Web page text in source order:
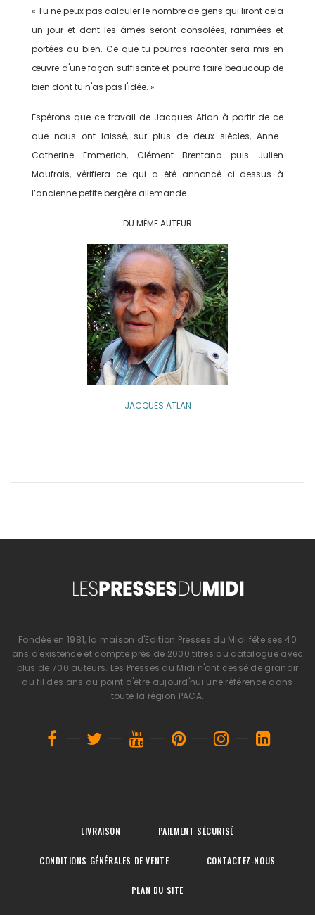
« Tu ne peux pas calculer le nombre de gens qui liront cela
un jour et dont les âmes seront consolées, ranimées et
portées au bien. Ce que tu pourras raconter sera mis en
œuvre d'une façon suffisante et pourra faire beaucoup de
bien dont tu n'as pas l'idée. »
Espérons que ce travail de Jacques Atlan à partir de ce
que nous ont laissé, sur plus de deux siècles, Anne-
Catherine Emmerich, Clément Brentano puis Julien
Maufrais, vérifiera ce qui a été annoncé ci-dessus à
l’ancienne petite bergère allemande.
DU MÊME AUTEUR
JACQUES ATLAN
Fondée en 1981, la maison d'Edition Presses du Midi fête ses 40
ans d'existence et compte près de 2000 titres au catalogue avec
plus de 700 auteurs. Les Presses du Midi n'ont cessé de grandir
au fil des ans au point d'être aujourd'hui une référence dans
toute la région PACA.
LIVRAISON PAIEMENT SÉCURISÉ
CONDITIONS GÉNÉRALES DE VENTE CONTACTEZ-NOUS
PLAN DU SITE